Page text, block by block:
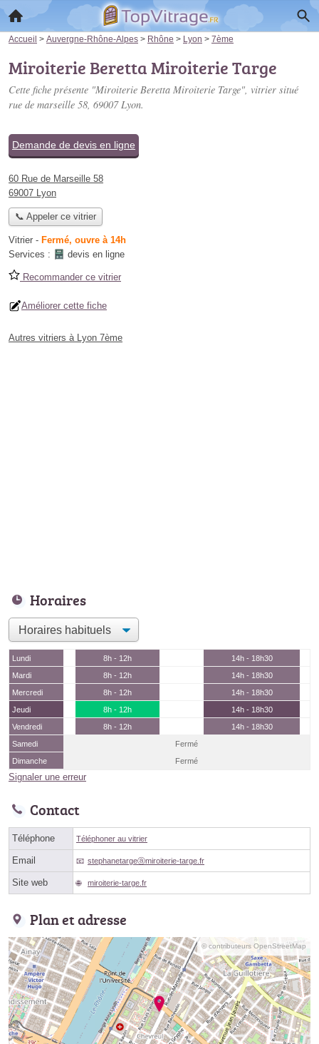
Accueil > Auvergne-Rhône-Alpes > Rhône > Lyon > 7ème
Miroiterie Beretta Miroiterie Targe
Cette fiche présente "Miroiterie Beretta Miroiterie Targe", vitrier situé
rue de marseille 58, 69007 Lyon.
Demande de devis en ligne
60 Rue de Marseille 58
69007 Lyon
📞 Appeler ce vitrier
Vitrier - Fermé, ouvre à 14h
Services :
devis en ligne
Recommander ce vitrier
Améliorer cette fiche
Autres vitriers à Lyon 7ème
Horaires
Lundi 8h - 12h
14h - 18h30
Mardi
8h - 12h
14h - 18h30
Mercredi
8h - 12h
14h - 18h30
Jeudi
8h - 12h
14h - 18h30
Vendredi
8h - 12h
14h - 18h30
Samedi
Fermé
Dimanche
Fermé
Signaler une erreur
Contact
Téléphone Téléphoner au vitrier
Email stephanetargeⓐmiroiterie-targe.fr
Site web miroiterie-targe.fr
Plan et adresse
© contributeurs OpenStreetMap